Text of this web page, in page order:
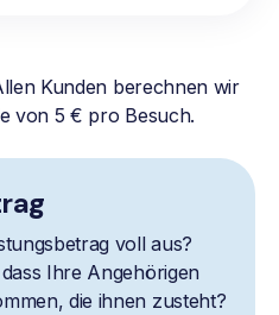
Kunden berechnen wir
von 5 € pro Besuch.
voll aus?
Ihre Angehörigen
die ihnen zusteht?